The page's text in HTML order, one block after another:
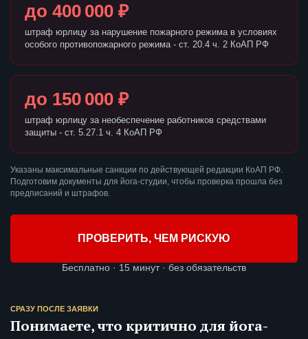
до 400 000 ₽
штраф юрлицу за нарушение пожарного режима в условиях
особого противопожарного режима - ст. 20.4 ч. 2 КоАП РФ
до 150 000 ₽
штраф юрлицу за необеспечение работников средствами
защиты - ст. 5.27.1 ч. 4 КоАП РФ
Указаны максимальные санкции по действующей редакции КоАП РФ.
Подготовим документы для йога-студии, чтобы проверка прошла без
предписаний и штрафов.
ПРОВЕРИТЬ, ЧЕМ РИСКУЮ
Бесплатно · 15 минут · без обязательств
СРАЗУ ПОСЛЕ ЗАЯВКИ
Понимаете, что критично для йога-